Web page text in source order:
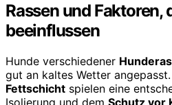
Rassen und Faktoren,
beeinflussen
Hunde verschiedener
gut an kaltes Wetter
Fettschicht spielen eine